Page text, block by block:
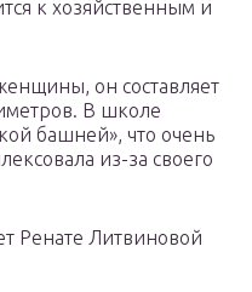
к хозяйственным и
он составляет
В школе
башней», что очень
из-за своего
Ренате Литвиновой